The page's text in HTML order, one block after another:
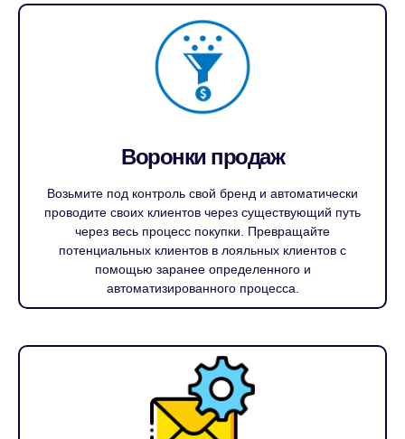
Воронки продаж
Возьмите под контроль свой бренд и автоматически
проводите своих клиентов через существующий путь
через весь процесс покупки. Превращайте
потенциальных клиентов в лояльных клиентов с
помощью заранее определенного и
автоматизированного процесса.